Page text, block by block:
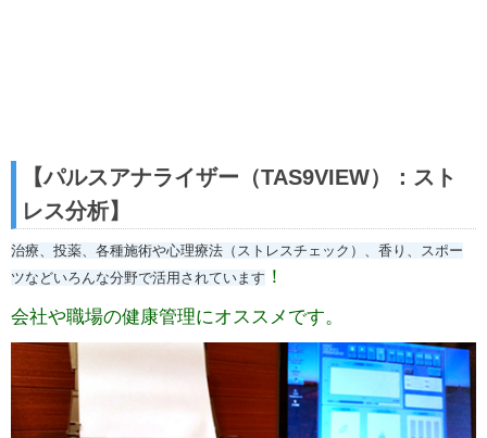
【パルスアナライザー（TAS9VIEW）：スト
レス分析】
治療、投薬、各種施術や心理療法（ストレスチェック）、香り、スポー
ツなどいろんな分野で活用されています ！
会社や職場の健康管理にオススメです。